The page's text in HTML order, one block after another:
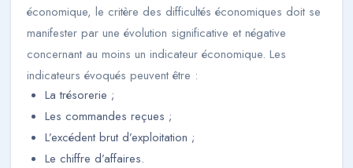
économique, le critère des difficultés économiques doit se
manifester par une évolution significative et négative
concernant au moins un indicateur économique. Les
indicateurs évoqués peuvent être :
La trésorerie ;
Les commandes reçues ;
L’excédent brut d’exploitation ;
Le chiffre d’affaires.